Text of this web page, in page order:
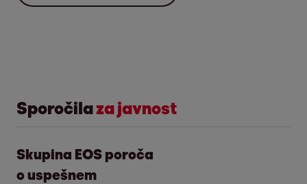
Sporočilaza javnost
Skupina EOS poroča
o uspešnem